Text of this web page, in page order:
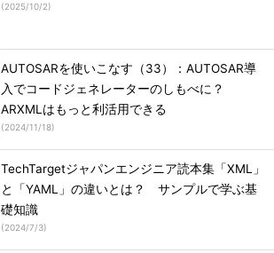
(2025/10/2)
AUTOSARを使いこなす（33）：AUTOSAR導
入でコードジェネレーターのしもべに？
ARXMLはもっと利活用できる
(2024/11/18)
TechTargetジャパンエンジニア読本集「XML」
と「YAML」の違いとは？ サンプルで学ぶ基
礎知識
(2024/7/3)